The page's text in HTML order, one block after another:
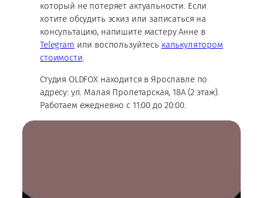
который не потеряет актуальности. Если
хотите обсудить эскиз или записаться на
консультацию, напишите мастеру Анне в
Telegram или воспользуйтесь калькулятором
стоимости.
Студия OLDFOX находится в Ярославле по
адресу: ул. Малая Пролетарская, 18А (2 этаж).
Работаем ежедневно с 11:00 до 20:00.